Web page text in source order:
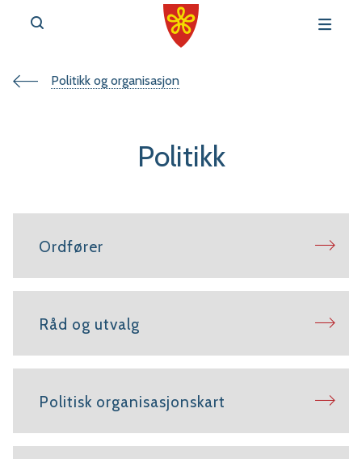
o
t
Du
Politikk og organisasjon
Politikk
Ordfører
Råd og utvalg
Politisk organisasjonskart